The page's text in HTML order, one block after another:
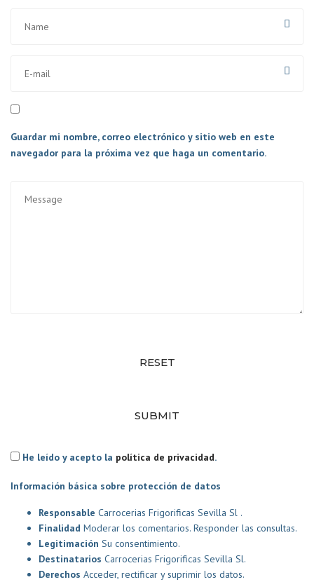
Guardar mi nombre, correo electrónico y sitio web en este
navegador para la próxima vez que haga un comentario.
RESET
SUBMIT
He leído y acepto la política de privacidad.
Información básica sobre protección de datos
Responsable Carrocerias Frigorificas Sevilla Sl .
Finalidad Moderar los comentarios. Responder las consultas.
Legitimación Su consentimiento.
Destinatarios Carrocerias Frigorificas Sevilla Sl.
Derechos Acceder, rectificar y suprimir los datos.